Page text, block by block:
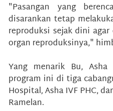
"Pasangan yang
disarankan tetap
reproduksi sejak dini
organ reproduksinya,"
Yang menarik Bu, Asha
program ini di tiga
Hospital, Asha IVF PHC,
Ramelan.